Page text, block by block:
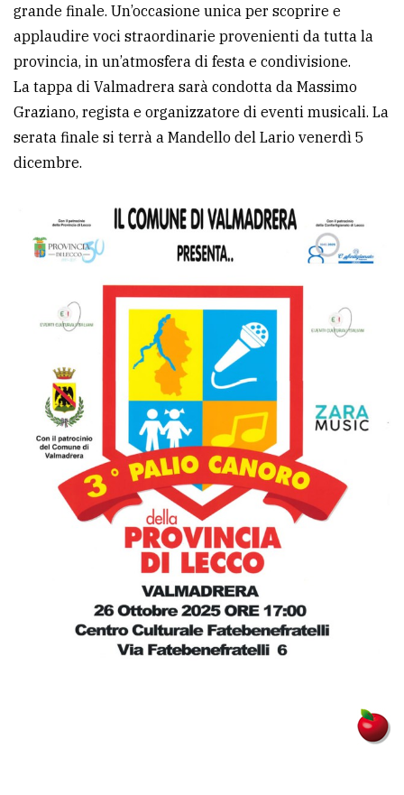
PRIVACY
Privacy
Cookie
policy
grande finale. Un’occasione unica per scoprire e
applaudire voci straordinarie provenienti da tutta la
provincia, in un’atmosfera di festa e condivisione.
La tappa di Valmadrera sarà condotta da Massimo
Graziano, regista e organizzatore di eventi musicali. La
serata finale si terrà a Mandello del Lario venerdì 5
dicembre.